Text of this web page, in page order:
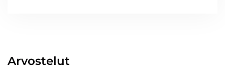
Arvostelut